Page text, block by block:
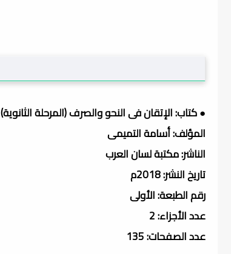
● كتاب: الإتقان فى النحو والصرف (المرحلة الثانوية)
المؤلف: أسامة التميمى
الناشر: مكتبة لسان العرب
تاريخ النشر: 2018م
رقم الطبعة: الأولى
عدد الأجزاء: 2
عدد الصفحات: 135